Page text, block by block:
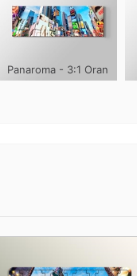
Panaroma - 3:1 Oran